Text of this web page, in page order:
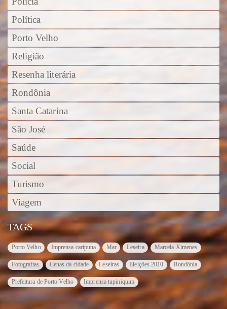
Política
Porto Velho
Religião
Resenha literária
Rondônia
Santa Catarina
São José
Saúde
Social
Turismo
Viagem
TAGS
Porto Velho Imprensa caripuna Mar Leseira Marcela Ximenes
Fotografias Cenas da cidade Leseiras Eleições 2010 Rondônia
Prefeitura de Porto Velho Imprensa tupiniquim